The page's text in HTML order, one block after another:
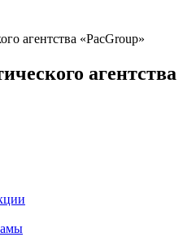
агентства «PacGroup»
агентства